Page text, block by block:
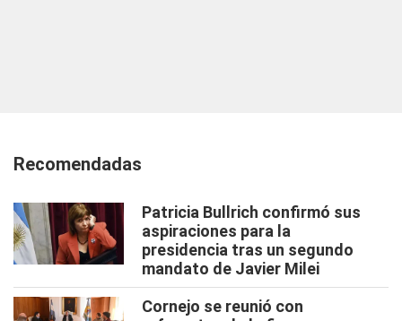
Recomendadas
Patricia Bullrich confirmó sus
aspiraciones para la
presidencia tras un segundo
mandato de Javier Milei
Cornejo se reunió con